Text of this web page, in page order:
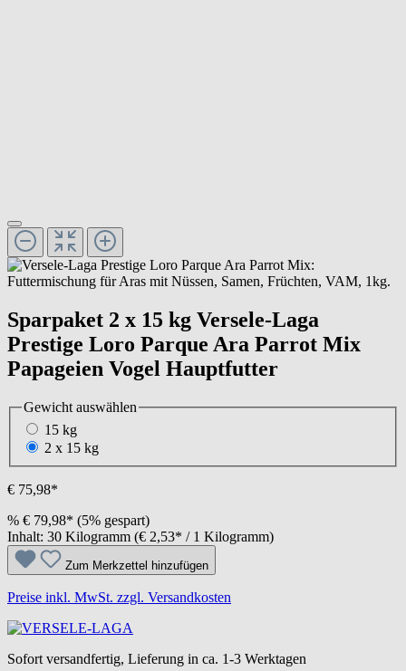
Sparpaket 2 x 15 kg Versele-Laga
Prestige Loro Parque Ara Parrot Mix
Papageien Vogel Hauptfutter
Gewicht auswählen
15 kg
2 x 15 kg
€ 75,98*
% € 79,98* (5% gespart)
Inhalt: 30 Kilogramm (€ 2,53* / 1 Kilogramm)
Zum Merkzettel hinzufügen
Preise inkl. MwSt. zzgl. Versandkosten
Sofort versandfertig, Lieferung in ca. 1-3 Werktagen